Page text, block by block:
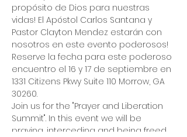
propósito de Dios para nuestras
vidas! El Apóstol Carlos Santana y
Pastor Clayton Mendez estarán con
nosotros en este evento poderosos!
Reserve la fecha para este poderoso
encuentro el 16 y 17 de septiembre en
1331 Citizens Pkwy Suite 110 Morrow, GA
30260.
Join us for the "Prayer and Liberation
Summit". In this event we will be
praying, interceding and being freed